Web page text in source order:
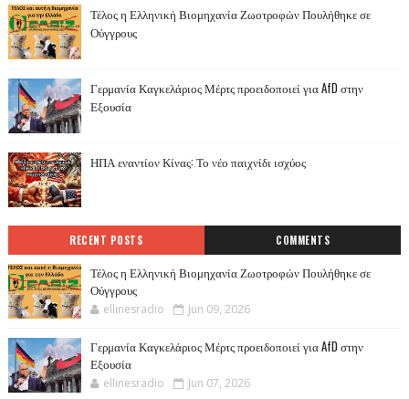
Τέλος η Ελληνική Βιομηχανία Ζωοτροφών Πουλήθηκε σε
Ούγγρους
Γερμανία Καγκελάριος Μέρτς προειδοποιεί για AfD στην
Εξουσία
ΗΠΑ εναντίον Κίνας: Το νέο παιχνίδι ισχύος
RECENT POSTS COMMENTS
Τέλος η Ελληνική Βιομηχανία Ζωοτροφών Πουλήθηκε σε
Ούγγρους
ellinesradio Jun 09, 2026
Γερμανία Καγκελάριος Μέρτς προειδοποιεί για AfD στην
Εξουσία
ellinesradio Jun 07, 2026